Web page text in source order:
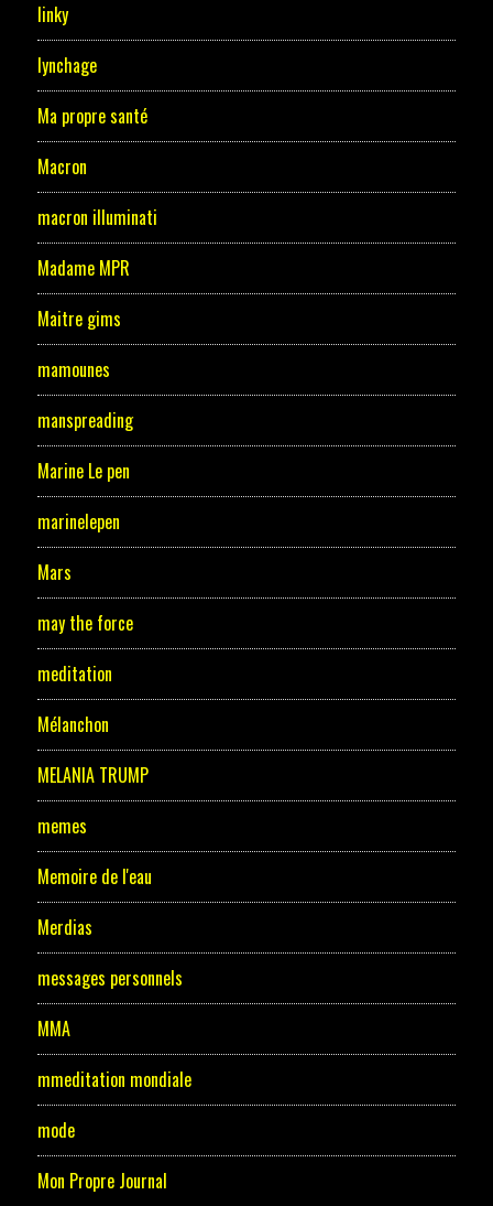
linky
lynchage
Ma propre santé
Macron
macron illuminati
Madame MPR
Maitre gims
mamounes
manspreading
Marine Le pen
marinelepen
Mars
may the force
meditation
Mélanchon
MELANIA TRUMP
memes
Memoire de l'eau
Merdias
messages personnels
MMA
mmeditation mondiale
mode
Mon Propre Journal